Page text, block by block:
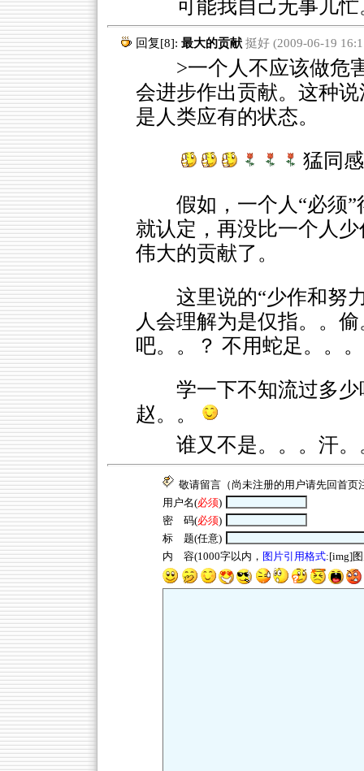
可能我自己无事儿
回复[8]: 最大的贡献 挺好 (2009-06-19
>一个人不应该做危害
会进步作出贡献。这种
是人类应有的状态。
猛同
假如，一个人“必须
就认定，再没比一个人
伟大的贡献了。
这里说的“少作和努
人会理解为是仅指。。
吧。。？ 不用蛇足。。。
学一下不知流过多
赵。。
谁又不是。。。汗
敬请留言（尚未注册的用户请先回首页
用户名(必须)
密 码(必须)
标 题(任意)
内 容(1000字以内， 图片引用格式:[img]